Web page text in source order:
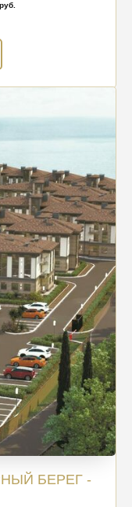
БЕРЕГ -